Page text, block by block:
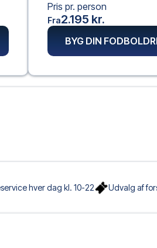
hver dag kl. 10-22 Udvalg af
Pris pr. person
Fra2.195 kr.
BYG DIN